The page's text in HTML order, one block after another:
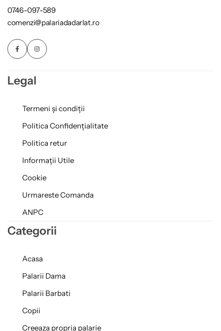
0746-097-589
comenzi@palariadadarlat.ro
Legal
Termeni și condiții
Politica Confidențialitate
Politica retur
Informații Utile
Cookie
Urmareste Comanda
ANPC
Categorii
Acasa
Palarii Dama
Palarii Barbati
Copii
Creeaza propria palarie